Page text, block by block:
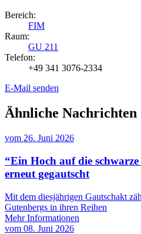
Bereich:
FIM
Raum:
GU 211
Telefon:
+49 341 3076-2334
E-Mail senden
Ähnliche Nachrichten
vom 26. Juni 2026
“Ein Hoch auf die
erneut gegautscht
Mit dem diesjährigen Gautschakt
Gutenbergs in ihren Reihen
Mehr Informationen
vom 08. Juni 2026